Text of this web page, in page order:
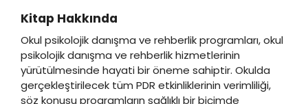
Kitap Hakkında
Okul psikolojik danışma ve rehberlik programları, okul
psikolojik danışma ve rehberlik hizmetlerinin
yürütülmesinde hayati bir öneme sahiptir. Okulda
gerçekleştirilecek tüm PDR etkinliklerinin verimliliği,
söz konusu programların sağlıklı bir biçimde